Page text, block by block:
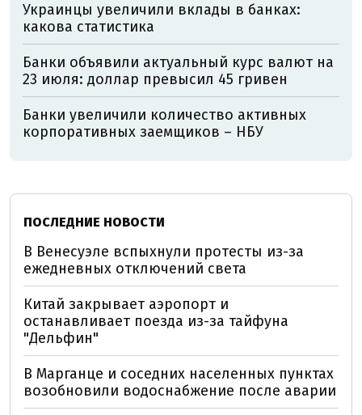
Украинцы увеличили вклады в банках:
какова статистика
Банки объявили актуальный курс валют на
23 июля: доллар превысил 45 гривен
Банки увеличили количество активных
корпоративных заемщиков – НБУ
ПОСЛЕДНИЕ НОВОСТИ
В Венесуэле вспыхнули протесты из-за
ежедневных отключений света
Китай закрывает аэропорт и
останавливает поезда из-за тайфуна
"Дельфин"
В Марганце и соседних населенных пунктах
возобновили водоснабжение после аварии